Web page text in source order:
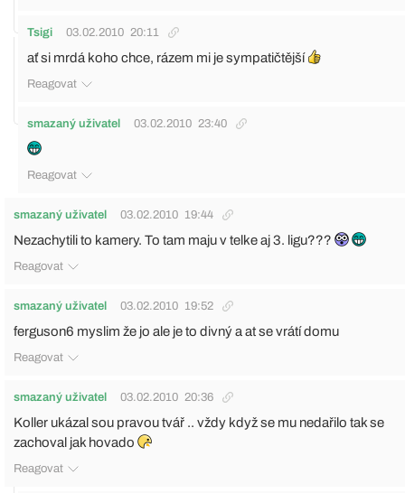
Tsigi 03.02.2010 20:11
ať si mrdá koho chce, rázem mi je sympatičtější
Reagovat
smazaný uživatel 03.02.2010 23:40
Reagovat
smazaný uživatel 03.02.2010 19:44
Nezachytili to kamery. To tam maju v telke aj 3. ligu???
Reagovat
smazaný uživatel 03.02.2010 19:52
ferguson6 myslim že jo ale je to divný a at se vrátí domu
Reagovat
smazaný uživatel 03.02.2010 20:36
Koller ukázal sou pravou tvář .. vždy když se mu nedařilo tak se
zachoval jak hovado
Reagovat